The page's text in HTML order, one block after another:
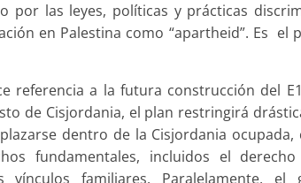
por las leyes, políticas y prácticas
en Palestina como “apartheid”. Es el
referencia a la futura construcción del
de Cisjordania, el plan restringirá
dentro de la Cisjordania
fundamentales, incluidos el
vínculos familiares. Paralelamente,